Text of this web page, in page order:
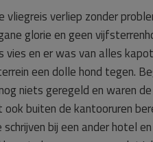
verliep zonder
glorie en geen
en er was van alles
een dolle hond tegen.
niets geregeld en waren
buiten de kantooruren
bij een ander hotel